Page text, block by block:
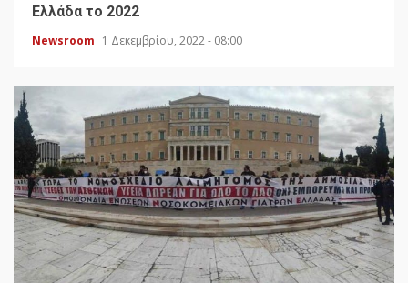
Ελλάδα το 2022
Newsroom 1 Δεκεμβρίου, 2022 - 08:00